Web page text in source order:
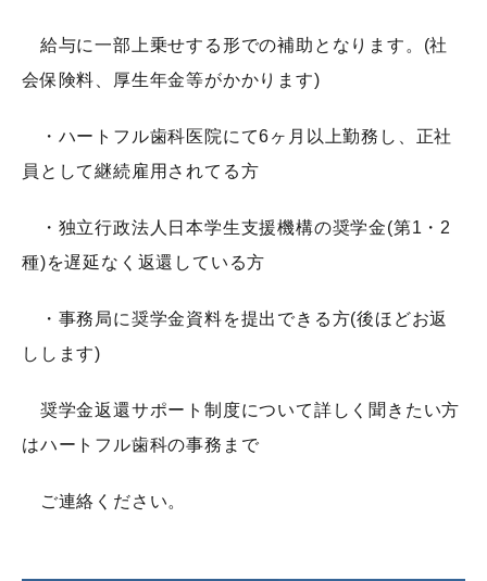
給与に一部上乗せする形での補助となります。(社
会保険料、厚生年金等がかかります)
・ハートフル歯科医院にて6ヶ月以上勤務し、正社
員として継続雇用されてる方
・独立行政法人日本学生支援機構の奨学金(第1・2
種)を遅延なく返還している方
・事務局に奨学金資料を提出できる方(後ほどお返
しします)
奨学金返還サポート制度について詳しく聞きたい方
はハートフル歯科の事務まで
ご連絡ください。